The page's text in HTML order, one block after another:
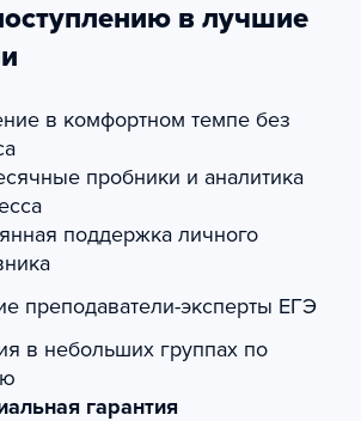
в лучшие
в комфортном темпе без
пробники и аналитика
поддержка личного
преподаватели-эксперты ЕГЭ
в небольших группах по
гарантия